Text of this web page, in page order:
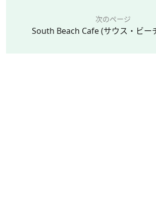
次のページ
South Beach Cafe (サウス・ビー